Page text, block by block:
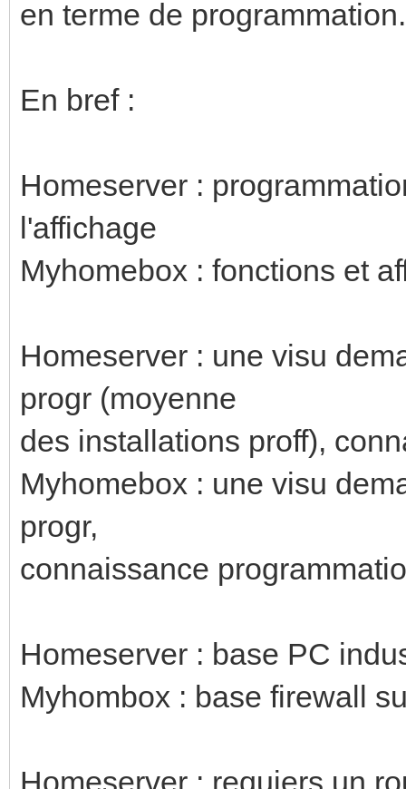
en terme de programmation.
En bref :
Homeserver :
l'affichage
Myhomebox : fonctions et
Homeserver : une visu
progr (moyenne
des installations proff),
Myhomebox : une visu
progr,
connaissance
Homeserver : base PC
Myhombox : base firewall
Homeserver : requiers un